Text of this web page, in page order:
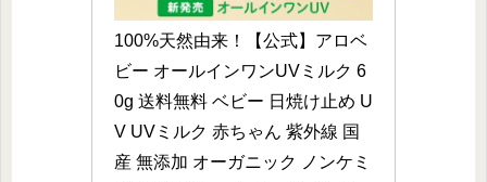
100%天然由来！【公式】アロベ
ビー オールインワンUVミルク 6
0g 送料無料 ベビー 日焼け止め U
V UVミルク 赤ちゃん 紫外線 国
産 無添加 オーガニック ノンケミ